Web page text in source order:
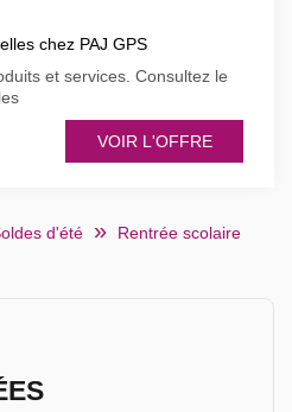
chez PAJ GPS
et services. Consultez le
VOIR L'OFFRE
d'été
Rentrée scolaire